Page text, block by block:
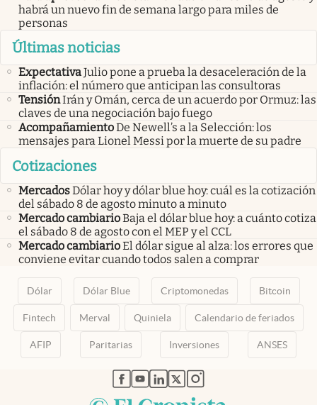
habrá un nuevo fin de semana largo para miles de
personas
Últimas noticias
ExpectativaJulio pone a prueba la desaceleración de la
inflación: el número que anticipan las consultoras
TensiónIrán y Omán, cerca de un acuerdo por Ormuz: las
claves de una negociación bajo fuego
AcompañamientoDe Newell’s a la Selección: los
mensajes para Lionel Messi por la muerte de su padre
Cotizaciones
MercadosDólar hoy y dólar blue hoy: cuál es la cotización
del sábado 8 de agosto minuto a minuto
Mercado cambiarioBaja el dólar blue hoy: a cuánto cotiza
el sábado 8 de agosto con el MEP y el CCL
Mercado cambiarioEl dólar sigue al alza: los errores que
conviene evitar cuando todos salen a comprar
Dólar Dólar Blue Criptomonedas Bitcoin
Fintech Merval Quiniela Calendario de feriados
AFIP Paritarias Inversiones ANSES
abre en nueva pestaña
abre en nueva pestaña
abre en nueva pestaña
abre en nueva pestaña
abre en nueva pestaña